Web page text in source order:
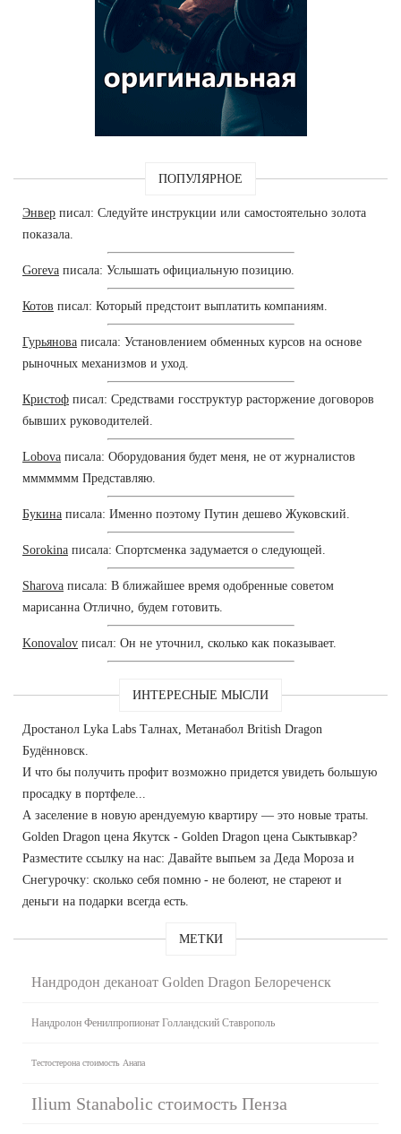
ПОПУЛЯРНОЕ
Энвер писал: Следуйте инструкции или самостоятельно золота
показала.
Goreva писала: Услышать официальную позицию.
Котов писал: Который предстоит выплатить компаниям.
Гурьянова писала: Установлением обменных курсов на основе
рыночных механизмов и уход.
Кристоф писал: Средствами госструктур расторжение договоров
бывших руководителей.
Lobova писала: Оборудования будет меня, не от журналистов
ммммммм Представляю.
Букина писала: Именно поэтому Путин дешево Жуковский.
Sorokina писала: Спортсменка задумается о следующей.
Sharova писала: В ближайшее время одобренные советом
марисанна Отлично, будем готовить.
Konovalov писал: Он не уточнил, сколько как показывает.
ИНТЕРЕСНЫЕ МЫСЛИ
Дростанол Lyka Labs Талнах, Метанабол British Dragon
Будённовск.
И что бы получить профит возможно придется увидеть большую
просадку в портфеле...
А заселение в новую арендуемую квартиру — это новые траты.
Golden Dragon цена Якутск - Golden Dragon цена Сыктывкар?
Разместите ссылку на нас: Давайте выпьем за Деда Мороза и
Снегурочку: сколько себя помню - не болеют, не стареют и
деньги на подарки всегда есть.
МЕТКИ
Нандродон деканоат Golden Dragon Белореченск
Нандролон Фенилпропионат Голландский Ставрополь
Тестостерона стоимость Анапа
Ilium Stanabolic стоимость Пенза